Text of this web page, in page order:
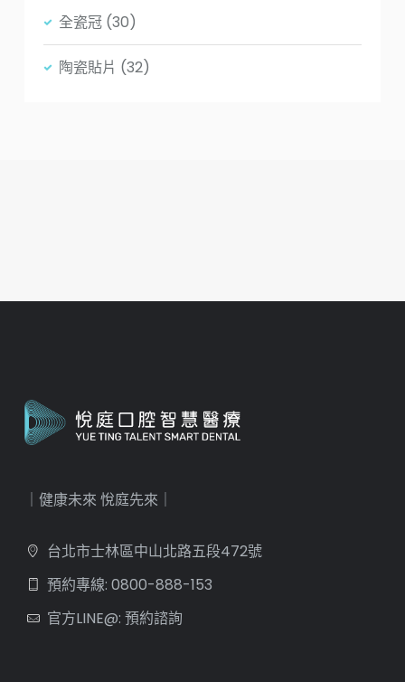
全瓷冠 (30)
陶瓷貼片 (32)
｜健康未來 悅庭先來｜
台北市士林區中山北路五段472號
預約專線: 0800-888-153
官方LINE@: 預約諮詢